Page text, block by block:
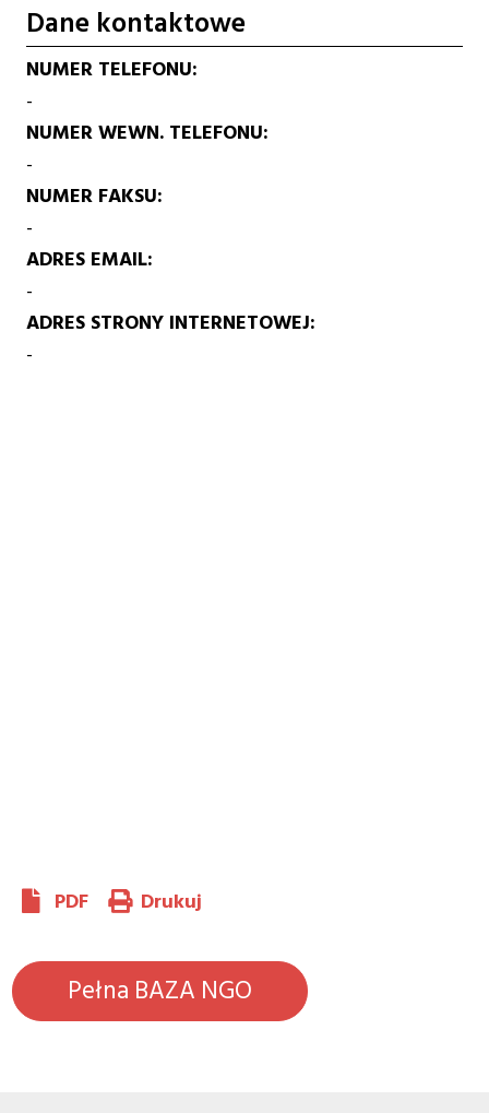
Dane kontaktowe
NUMER TELEFONU
-
NUMER WEWN. TELEFONU
-
NUMER FAKSU
-
ADRES EMAIL
-
ADRES STRONY INTERNETOWEJ
-
PDF Drukuj
Pełna BAZA NGO